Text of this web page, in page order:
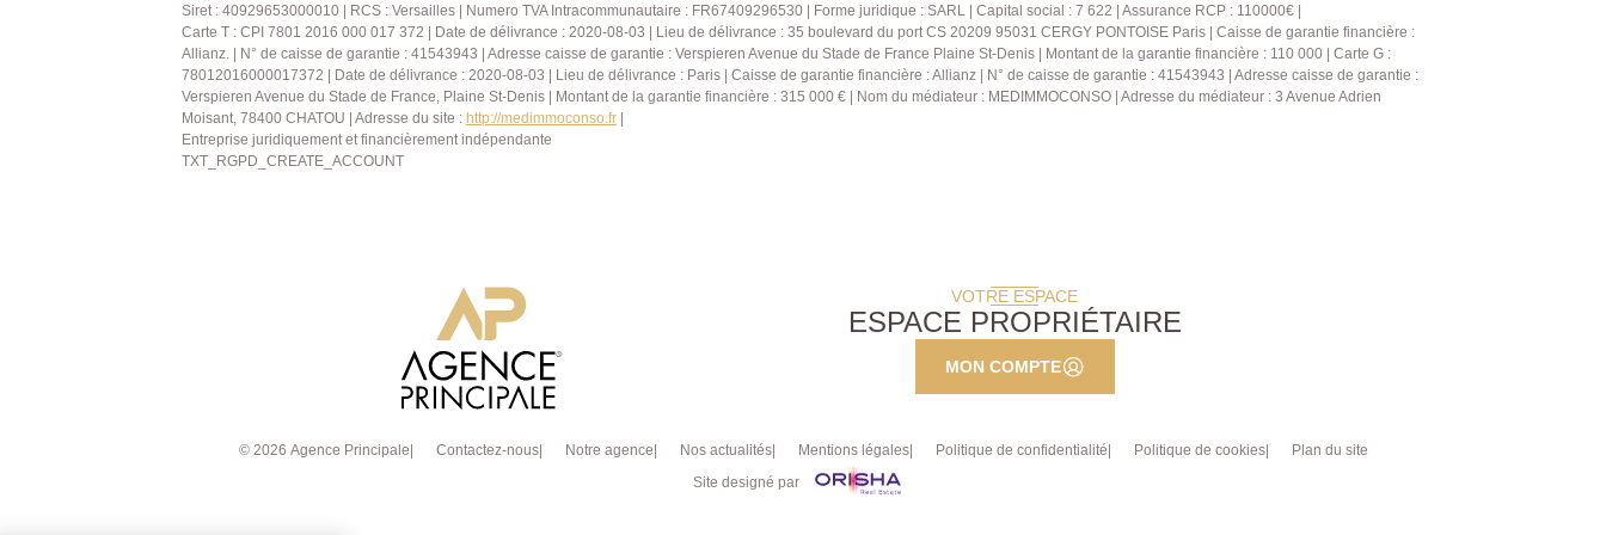
parking en sous-sol (stationnement extérieur facile pour un
deuxième véhicule) . Un bien unique dans ce quartier. A visiter au
plus vite.
Siret : 40929653000010 | RCS : Versailles | Numero TVA Intracommunautaire : FR67409296530 | Forme juridique : SARL | Capital social : 7 622 | Assurance RCP : 110000€ |
Carte T : CPI 7801 2016 000 017 372 | Date de délivrance : 2020-08-03 | Lieu de délivrance : 35 boulevard du port CS 20209 95031 CERGY PONTOISE Paris | Caisse de garantie financière :
Allianz. | N° de caisse de garantie : 41543943 | Adresse caisse de garantie : Verspieren Avenue du Stade de France Plaine St-Denis | Montant de la garantie financière : 110 000 | Carte G :
78012016000017372 | Date de délivrance : 2020-08-03 | Lieu de délivrance : Paris | Caisse de garantie financière : Allianz | N° de caisse de garantie : 41543943 | Adresse caisse de garantie :
Verspieren Avenue du Stade de France, Plaine St-Denis | Montant de la garantie financière : 315 000 € | Nom du médiateur : MEDIMMOCONSO | Adresse du médiateur : 3 Avenue Adrien
Moisant, 78400 CHATOU | Adresse du site : http://medimmoconso.fr
Entreprise juridiquement et financièrement indépendante
TXT_RGPD_CREATE_ACCOUNT
VOTRE ESPACE
ESPACE PROPRIÉTAIRE
MON COMPTE
© 2026 Agence Principale Contactez-nous Notre agence Nos actualités Mentions légales Politique de confidentialité Politique de cookies
Plan du site
Site designé par